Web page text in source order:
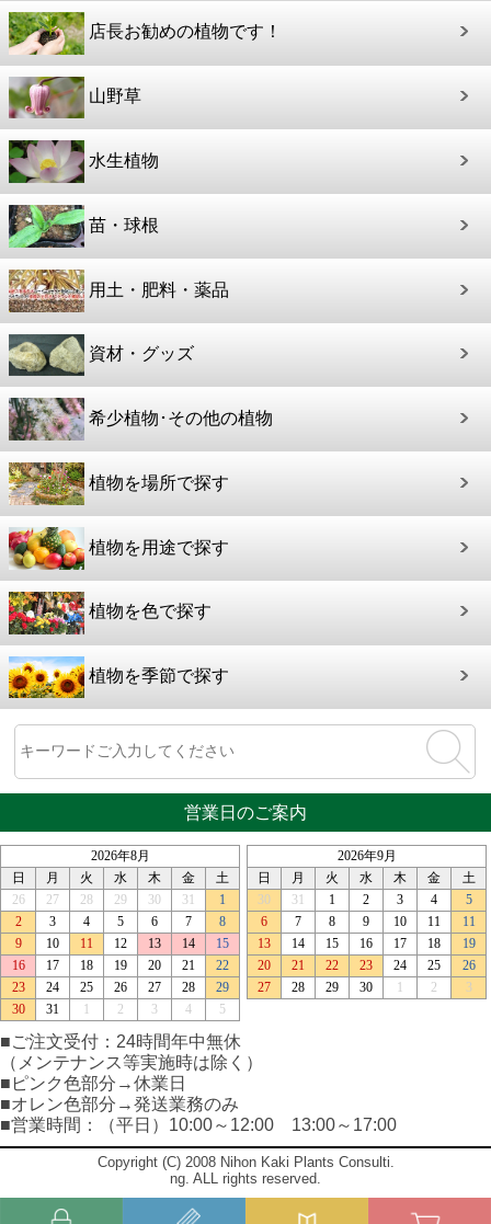
店長お勧めの植物です！
山野草
水生植物
苗・球根
用土・肥料・薬品
資材・グッズ
希少植物･その他の植物
植物を場所で探す
植物を用途で探す
植物を色で探す
植物を季節で探す
営業日のご案内
■ご注文受付：24時間年中無休
（メンテナンス等実施時は除く）
■ピンク色部分→休業日
■オレン色部分→発送業務のみ
■営業時間：（平日）10:00～12:00 13:00～17:00
Copyright (C) 2008 Nihon Kaki Plants Consulti.
ng. ALL rights reserved.